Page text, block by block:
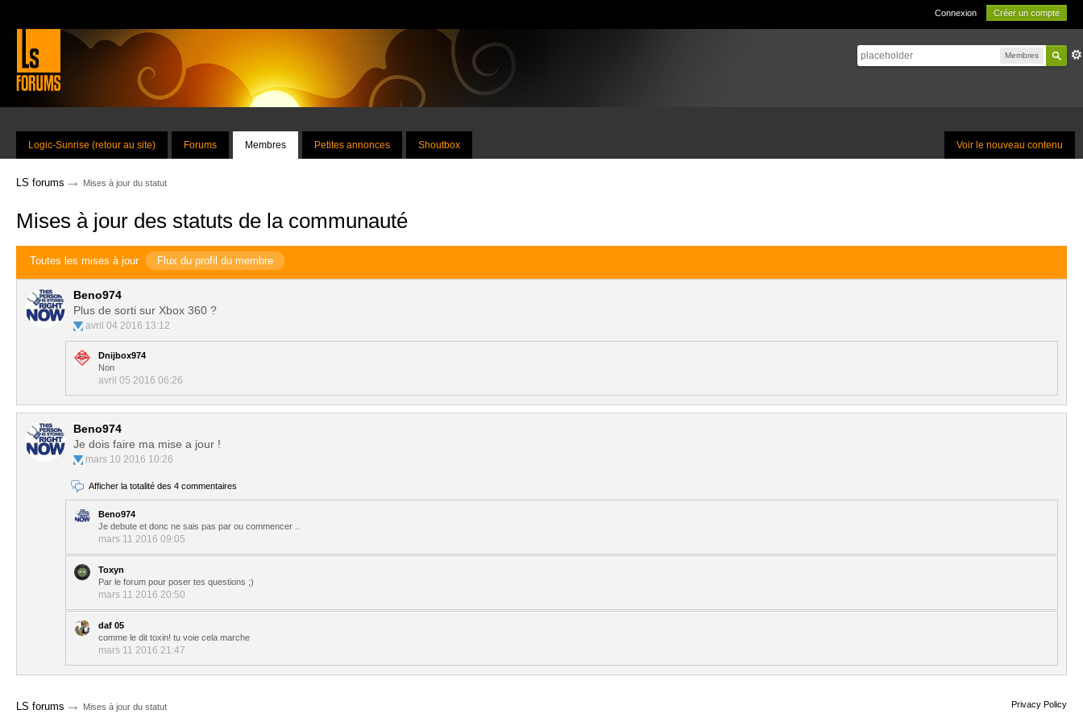
Connexion Créer un compte
Membres
Voir le nouveau contenu
Logic-Sunrise (retour au site) Forums Membres Petites annonces Shoutbox
LS forums → Mises à jour du statut
Mises à jour des statuts de la communauté
Toutes les mises à jour Flux du profil du membre
Beno974
Plus de sorti sur Xbox 360 ?
avril 04 2016 13:12
Dnijbox974
Non
avril 05 2016 06:26
Beno974
Je dois faire ma mise a jour !
mars 10 2016 10:26
Afficher la totalité des 4 commentaires
Beno974
Je debute et donc ne sais pas par ou commencer ..
mars 11 2016 09:05
Toxyn
Par le forum pour poser tes questions ;)
mars 11 2016 20:50
daf 05
comme le dit toxin! tu voie cela marche
mars 11 2016 21:47
LS forums → Mises à jour du statut Privacy Policy